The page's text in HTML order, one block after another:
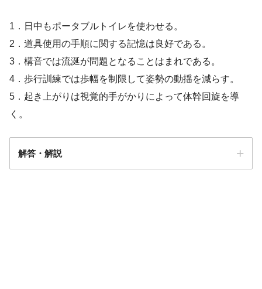
1．日中もポータブルトイレを使わせる。
2．道具使用の手順に関する記憶は良好である。
3．構音では流涎が問題となることはまれである。
4．歩行訓練では歩幅を制限して姿勢の動揺を減らす。
5．起き上がりは視覚的手がかりによって体幹回旋を導
く。
解答・解説